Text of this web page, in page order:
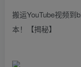
搬运YouTube视频到
本！【揭秘】